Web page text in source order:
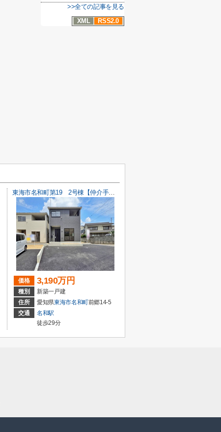
>>全ての記事を見る
XML
RSS2.0
東海市名和町第19 2号棟【仲介手数料0円】
価格 3,190万円
種別
新築一戸建
住所
愛知県東海市名和町前郷14-5
交通
名和駅
徒歩29分